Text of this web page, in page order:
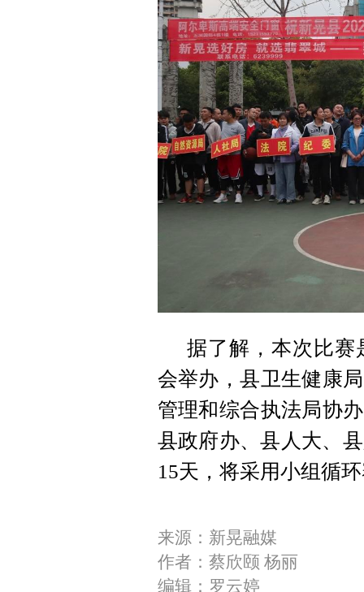
据了解，本次比赛
会举办，县卫生健康
管理和综合执法局协
县政府办、县人大、
15天，将采用小组循
来源：新晃融媒
作者：蔡欣颐 杨丽
编辑：罗云婷